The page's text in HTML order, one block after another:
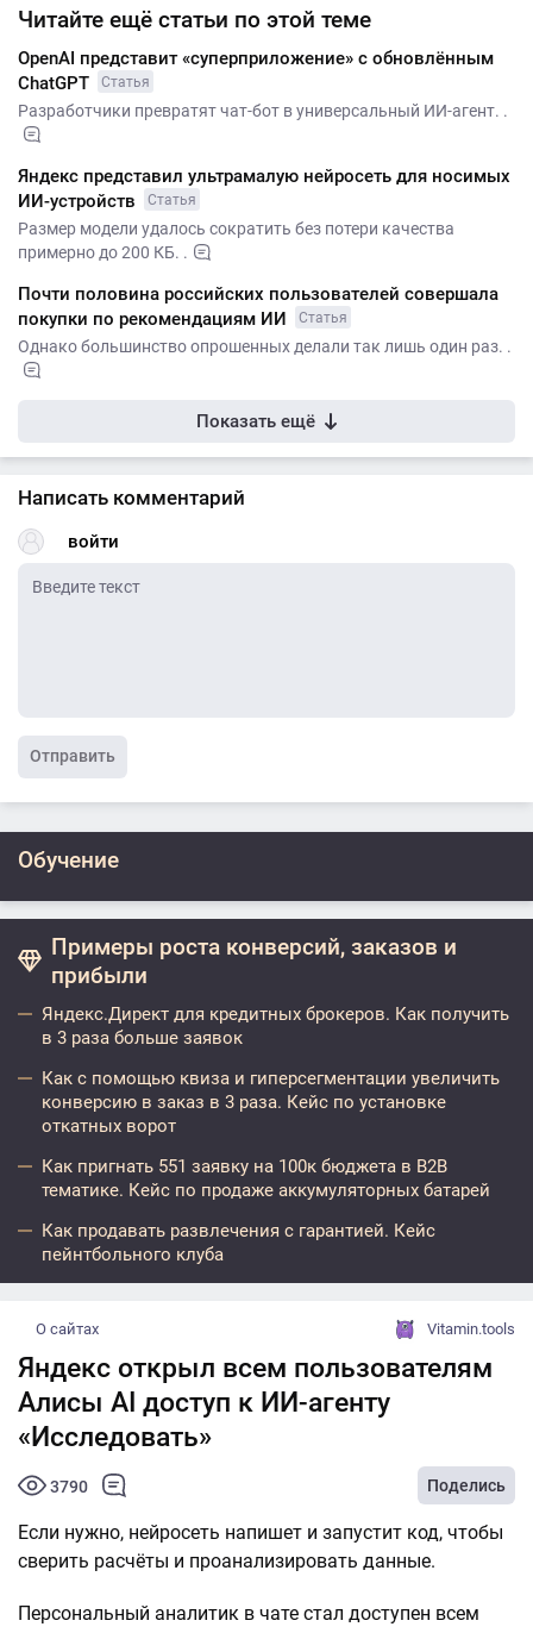
Читайте ещё статьи по этой теме
OpenAI представит «суперприложение» с обновлённым
ChatGPT
Статья
Разработчики превратят чат-бот в универсальный ИИ-агент. .
Яндекс представил ультрамалую нейросеть для носимых
ИИ-устройств
Статья
Размер модели удалось сократить без потери качества
примерно до 200 КБ. .
Почти половина российских пользователей совершала
покупки по рекомендациям ИИ
Статья
Однако большинство опрошенных делали так лишь один раз. .
Показать ещё
Написать комментарий
войти
Отправить
Обучение
Примеры роста конверсий, заказов и
прибыли
Яндекс.Директ для кредитных брокеров. Как получить
в 3 раза больше заявок
Как с помощью квиза и гиперсегментации увеличить
конверсию в заказ в 3 раза. Кейс по установке
откатных ворот
Как пригнать 551 заявку на 100к бюджета в B2B
тематике. Кейс по продаже аккумуляторных батарей
Как продавать развлечения с гарантией. Кейс
пейнтбольного клуба
О сайтах Vitamin.tools
Яндекс открыл всем пользователям
Алисы AI доступ к ИИ-агенту
«Исследовать»
3790 Поделись
Если нужно, нейросеть напишет и запустит код, чтобы
сверить расчёты и проанализировать данные.
Персональный аналитик в чате стал доступен всем